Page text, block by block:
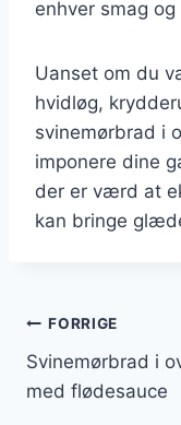
enhver smag
Uanset om du
hvidløg,
svinemørbrad i
imponere dine
der er værd at
kan bringe
FORRIGE
Svinemørbrad i
med flødesauce